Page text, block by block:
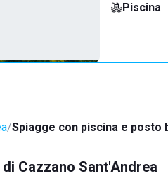
Piscina
Spiagge con piscina e posto
Cazzano Sant'Andrea